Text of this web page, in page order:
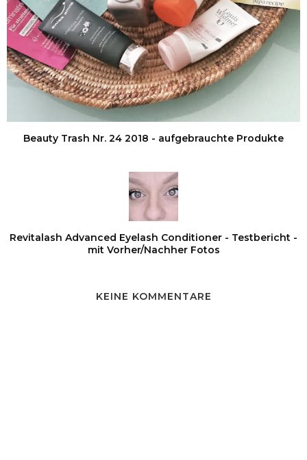
Beauty Trash Nr. 24 2018 - aufgebrauchte Produkte
Revitalash Advanced Eyelash Conditioner - Testbericht -
mit Vorher/Nachher Fotos
KEINE KOMMENTARE